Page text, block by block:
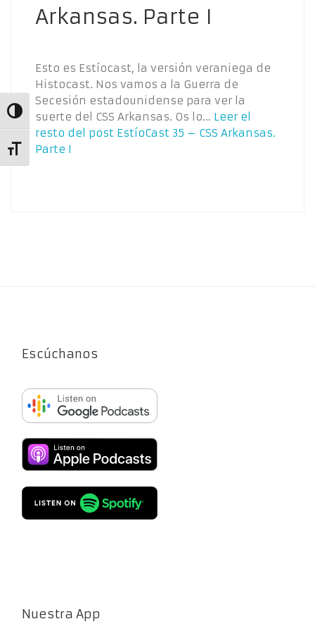
Alternar alto contraste
Alternar tamaño de letra
Arkansas. Parte I
Esto es Estíocast, la versión veraniega de
Histocast. Nos vamos a la Guerra de
Secesión estadounidense para ver la
suerte del CSS Arkansas. Os lo… Leer el
resto del post EstíoCast 35 – CSS Arkansas.
Parte I
Escúchanos
Nuestra App